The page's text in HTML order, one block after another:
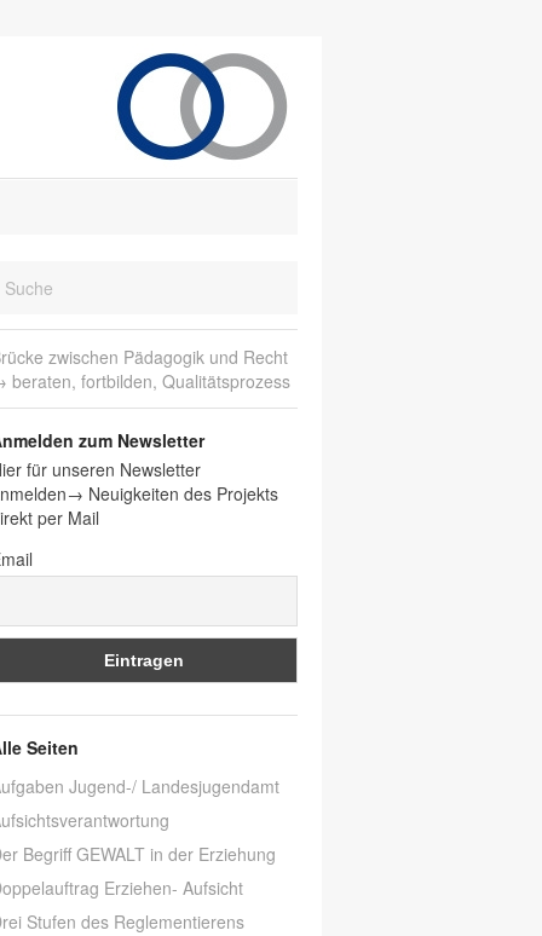
zwischen Pädagogik und Recht
beraten, fortbilden, Qualitätsprozess
zum Newsletter
für unseren Newsletter
Neuigkeiten des Projekts
per Mail
Seiten
Jugend-/ Landesjugendamt
Begriff GEWALT in der Erziehung
Erziehen- Aufsicht
Stufen des Reglementierens